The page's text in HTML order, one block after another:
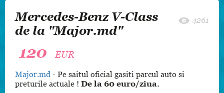
Mercedes-Benz V-Class
de la "Major.md"
4261
120 EUR
Major.md - Pe saitul oficial gasiti parcul auto si
preturile actuale ! De la 60 euro/ziua.